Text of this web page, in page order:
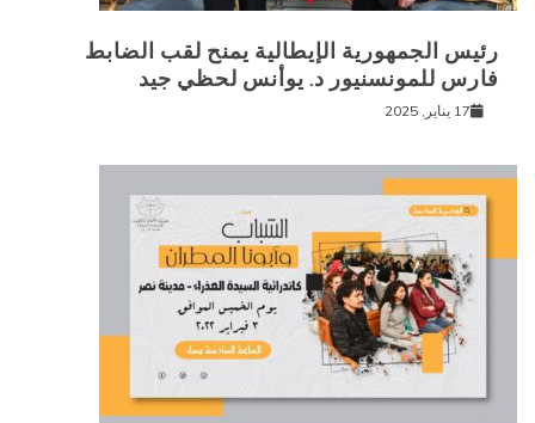
رئيس الجمهورية الإيطالية يمنح لقب الضابط
فارس للمونسنيور د. يوأنس لحظي جيد
17 يناير, 2025